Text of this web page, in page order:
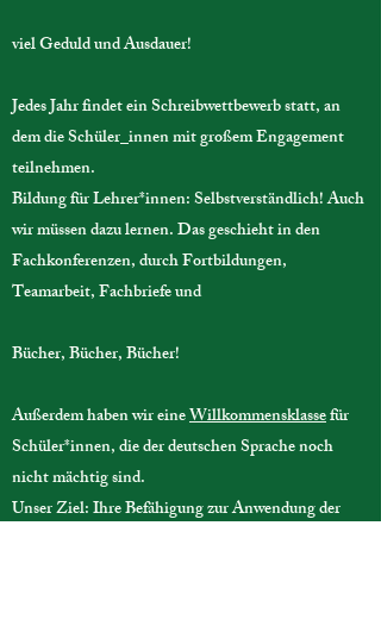
viel Geduld und Ausdauer!
​Jedes Jahr findet ein Schreibwettbewerb statt, an
dem die Schüler_innen mit großem Engagement
teilnehmen.
Bildung für Lehrer*innen: Selbstverständlich! Auch
wir müssen dazu lernen. Das geschieht in den
Fachkonferenzen, durch Fortbildungen,
Teamarbeit, Fachbriefe und
Bücher, Bücher, Bücher!
Außerdem haben wir eineWillkommensklassefür
Schüler*innen, die der deutschen Sprache noch
nicht mächtig sind.
Unser Ziel: Ihre Befähigung zur Anwendung der